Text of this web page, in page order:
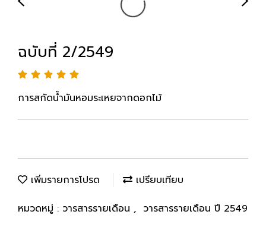
ฉบับที่ 2/2549
การสกัดน้ำมันหอมระเหยจากดอกไม้
เพิ่มรายการโปรด
เปรียบเทียบ
หมวดหมู่ : วารสารรายเดือน , วารสารรายเดือน ปี 2549